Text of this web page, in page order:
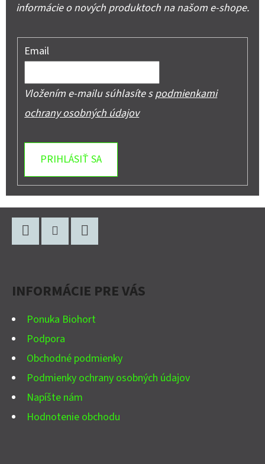
informácie o nových produktoch na našom e-shope.
Email
Vložením e-mailu súhlasíte spodmienkami
ochrany osobných údajov
PRIHLÁSIŤ SA
INFORMÁCIE PRE VÁS
Ponuka Biohort
Podpora
Obchodné podmienky
Podmienky ochrany osobných údajov
Napíšte nám
Hodnotenie obchodu